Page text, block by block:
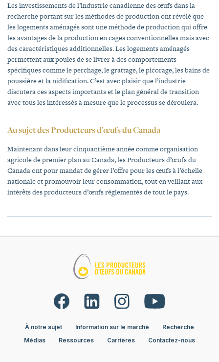
Les investissements de l’industrie canadienne des œufs dans la
recherche portant sur les méthodes de production ont révélé que
les logements aménagés sont une méthode de production qui offre
les avantages de la production en cages conventionnelles mais avec
des caractéristiques additionnelles. Les logements aménagés
permettent aux poules de se livrer à des comportements
spécifiques comme le perchage, le grattage, le picorage, les bains de
poussière et la nidification. C’est avec plaisir que l’industrie
discutera ces aspects importants et le plan général de transition
avec tous les intéressés à mesure que le processus se déroulera.
Au sujet des Producteurs d’œufs du Canada
Maintenant dans leur cinquantième année comme organisation
agricole de premier plan au Canada, les Producteurs d’œufs du
Canada ont pour mandat de gérer l’offre pour les œufs à l’échelle
nationale et promouvoir leur consommation, tout en veillant aux
intérêts des producteurs d’œufs réglementés de tout le pays.
À notre sujet Information sur le marché
Recherche
Médias
Ressources Carrières Contactez-nous